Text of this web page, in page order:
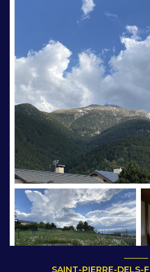
SAINT-PIERRE-DELS-